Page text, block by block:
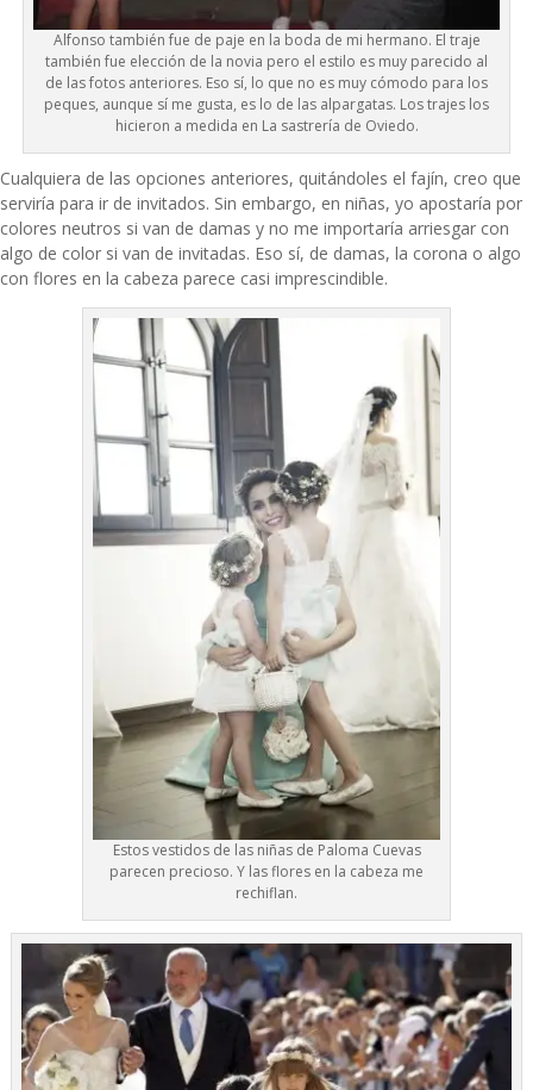
Alfonso también fue de paje en la boda de mi hermano. El traje
también fue elección de la novia pero el estilo es muy parecido al
de las fotos anteriores. Eso sí, lo que no es muy cómodo para los
peques, aunque sí me gusta, es lo de las alpargatas. Los trajes los
hicieron a medida en La sastrería de Oviedo.
Cualquiera de las opciones anteriores, quitándoles el fajín, creo que
serviría para ir de invitados. Sin embargo, en niñas, yo apostaría por
colores neutros si van de damas y no me importaría arriesgar con
algo de color si van de invitadas. Eso sí, de damas, la corona o algo
con flores en la cabeza parece casi imprescindible.
Estos vestidos de las niñas de Paloma Cuevas
parecen precioso. Y las flores en la cabeza me
rechiflan.